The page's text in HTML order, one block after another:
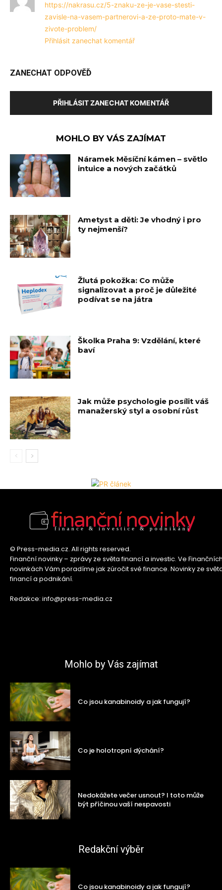
https://nakrasu.cz/5-znaku-ze-je-vase-stesti-
zavisle-na-vasem-partnerovi-a-ze-proto-mate-v-
zivote-problem/
Přihlásit zanechat komentář
ZANECHAT ODPOVĚĎ
PŘIHLÁSIT ZANECHAT KOMENTÁŘ
MOHLO BY VÁS ZAJÍMAT
Náramek Měsíční kámen – světlo
intuice a nových začátků
Ametyst a děti: Je vhodný i pro
ty nejmenší?
Žlutá pokožka: Co může
signalizovat a proč je důležité
podívat se na játra
Školka Praha 9: Vzdělání, které
baví
Jak může psychologie posílit váš
manažerský styl a osobní růst
finanční novinky
finance & investice & podnikání
© Press-media.cz. All rights reserved.
Finanční novinky – zprávy ze světa financí a investic. Ve
novinkách Vám poradíme jak zúročit své finance. Novinky ze
financí a podnikání.
Redakce: info@press-media.cz
Mohlo by Vás zajímat
Co jsou kanabinoidy a jak fungují?
Co je holotropní dýchání?
Nedokážete večer usnout? I toto může
být příčinou vaší nespavosti
Redakční výběr
Co jsou kanabinoidy a jak fungují?